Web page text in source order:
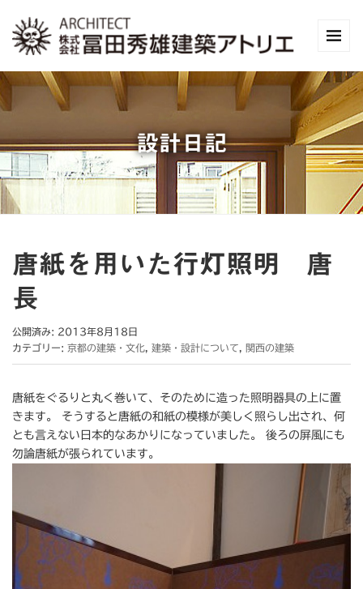
設計日記
唐紙を用いた行灯照明 唐
長
公開済み: 2013年8月18日
カテゴリー: 京都の建築・文化 建築・設計について 関西の建築
唐紙をぐるりと丸く巻いて、そのために造った照明器具の上に置
きます。 そうすると唐紙の和紙の模様が美しく照らし出され、何
とも言えない日本的なあかりになっていました。 後ろの屏風にも
勿論唐紙が張られています。